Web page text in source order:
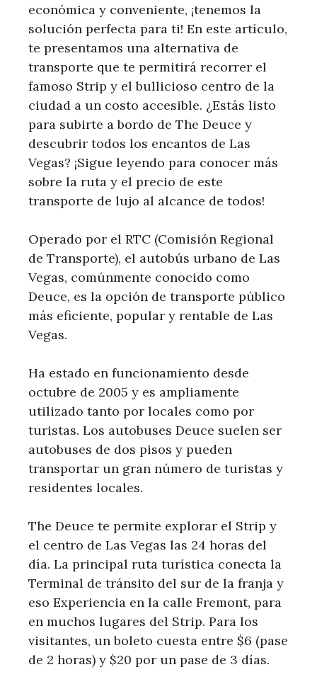
económica y conveniente, ¡tenemos la
solución perfecta para ti! En este artículo,
te presentamos una alternativa de
transporte que te permitirá recorrer el
famoso Strip y el bullicioso centro de la
ciudad a un costo accesible. ¿Estás listo
para subirte a bordo de The Deuce y
descubrir todos los encantos de Las
Vegas? ¡Sigue leyendo para conocer más
sobre la ruta y el precio de este
transporte de lujo al alcance de todos!
Operado por el RTC (Comisión Regional
de Transporte), el autobús urbano de Las
Vegas, comúnmente conocido como
Deuce, es la opción de transporte público
más eficiente, popular y rentable de Las
Vegas.
Ha estado en funcionamiento desde
octubre de 2005 y es ampliamente
utilizado tanto por locales como por
turistas. Los autobuses Deuce suelen ser
autobuses de dos pisos y pueden
transportar un gran número de turistas y
residentes locales.
The Deuce te permite explorar el Strip y
el centro de Las Vegas las 24 horas del
día. La principal ruta turística conecta la
Terminal de tránsito del sur de la franja y
eso Experiencia en la calle Fremont, para
en muchos lugares del Strip. Para los
visitantes, un boleto cuesta entre $6 (pase
de 2 horas) y $20 por un pase de 3 días.